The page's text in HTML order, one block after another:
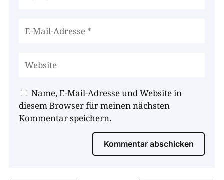
Name, E-Mail-Adresse und Website in
diesem Browser für meinen nächsten
Kommentar speichern.
Kommentar abschicken